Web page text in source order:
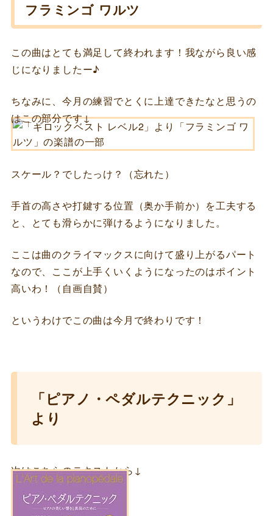
フラミンゴ ワルツ
この曲はとても満足して終われます！我ながら良い感
じになりましたー♪
ちなみに、今月の練習でとくに上達できたなと思うの
はこの部分です↓
スケール？でしたっけ？（忘れた）
手首の高さや打鍵する位置（奥か手前か）を工夫する
と、とても滑らかに弾けるようになりました。
ここは曲のクライマックスに向けて盛り上がるパート
なので、ここが上手くいくようになったのはポイント
高いわ！（自画自賛）
というわけでこの曲は今月で終わりです！
「ピアノ・ペダルテクニック」
より
次はこちらのテキストから↓